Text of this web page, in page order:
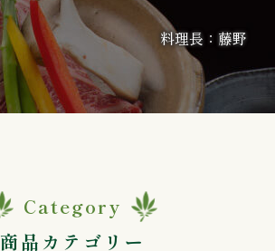
料理長：藤野
Category
商品カテゴリー